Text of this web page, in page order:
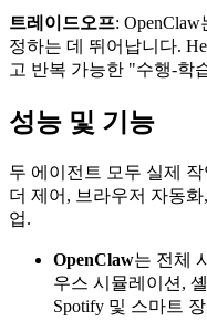
트레이드오프:
정하는 데 뛰어납니다.
고 반복 가능한 "수행-학
성능 및 기능
두 에이전트 모두 실제
더 제어, 브라우저 자동
업.
OpenClaw는 전체
우스 시뮬레이션,
Spotify 및 스마트